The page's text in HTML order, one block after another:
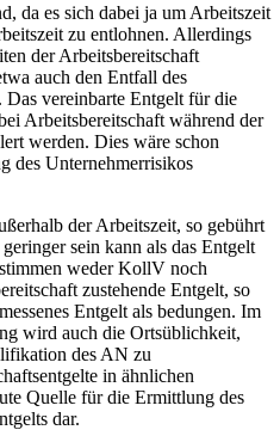
da es sich dabei ja um Arbeitszeit
zu entlohnen. Allerdings
der Arbeitsbereitschaft
auch den Entfall des
Das vereinbarte Entgelt für die
Arbeitsbereitschaft während der
werden. Dies wäre schon
des Unternehmerrisikos
der Arbeitszeit, so gebührt
sein kann als das Entgelt
weder KollV noch
zustehende Entgelt, so
Entgelt als bedungen. Im
wird auch die Ortsüblichkeit,
des AN zu
in ähnlichen
Quelle für die Ermittlung des
dar.